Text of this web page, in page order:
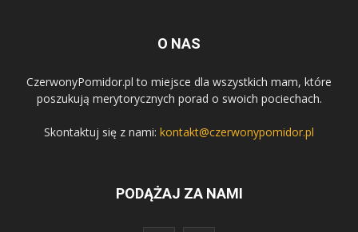
O NAS
CzerwonyPomidor.pl to miejsce dla wszystkich mam, które
poszukują merytorycznych porad o swoich pociechach.
Skontaktuj się z nami: kontakt@czerwonypomidor.pl
PODĄŻAJ ZA NAMI